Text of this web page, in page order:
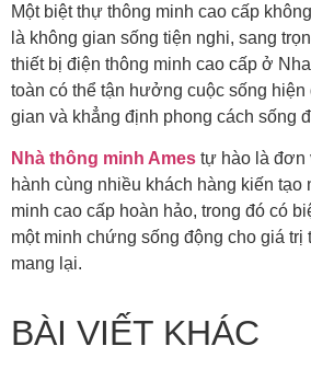
Một biệt thự thông minh cao cấp
là không gian sống tiện nghi, sang
thiết bị điện thông minh cao cấp ở
toàn có thể tận hưởng cuộc sống hiện
gian và khẳng định phong cách sống
Nhà thông minh Ames tự hào là đơn
hành cùng nhiều khách hàng kiến tạo
minh cao cấp hoàn hảo, trong đó có
một minh chứng sống động cho giá trị
mang lại.
BÀI VIẾT KHÁC